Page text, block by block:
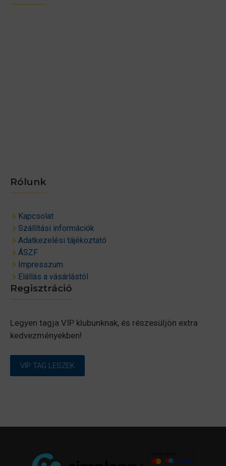
Rólunk
Kapcsolat
Szállítási információk
Adatkezelési tájékoztató
ÁSZF
Impresszum
Elállás a vásárlástól
Regisztráció
Legyen tagja VIP klubunknak, és részesüljön extra
kedvezményekben!
VIP TAG LESZEK